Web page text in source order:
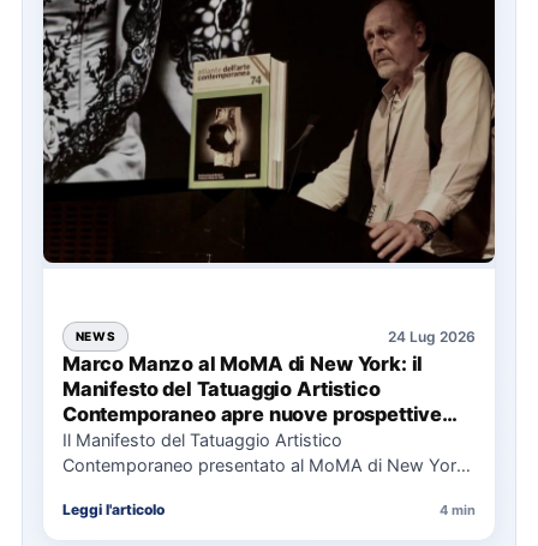
NEWS 24 Lug 2026
Marco Manzo al MoMA di New York: il
Manifesto del Tatuaggio Artistico
Contemporaneo apre nuove prospettive
per il collezionismo
Il Manifesto del Tatuaggio Artistico
Contemporaneo presentato al MoMA di New York
Leggi l'articolo 4 min